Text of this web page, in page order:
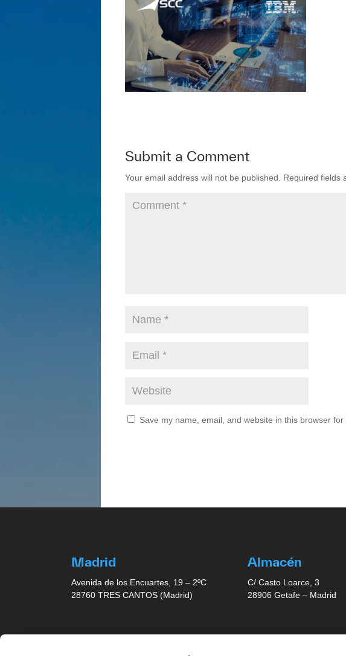
Submit a Comment
Your email address will not be published. Required fields
Save my name, email, and website in this browser
Madrid
Avenida de los Encuartes, 19 – 2ºC
28760 TRES CANTOS (Madrid)
Almacén
C/ Casto Loarce, 3
28906 Getafe – Madrid